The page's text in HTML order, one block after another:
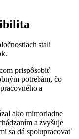
stali
prispôsobiť
potrebám, čo
a
ako mimoriadne
a zvyšuje
sa dá spolupracovať